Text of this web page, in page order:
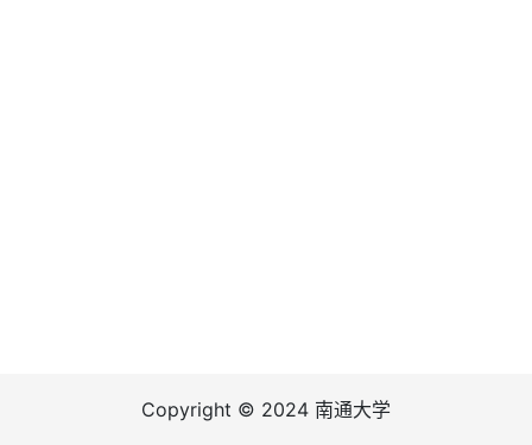
Copyright © 2024 南通大学